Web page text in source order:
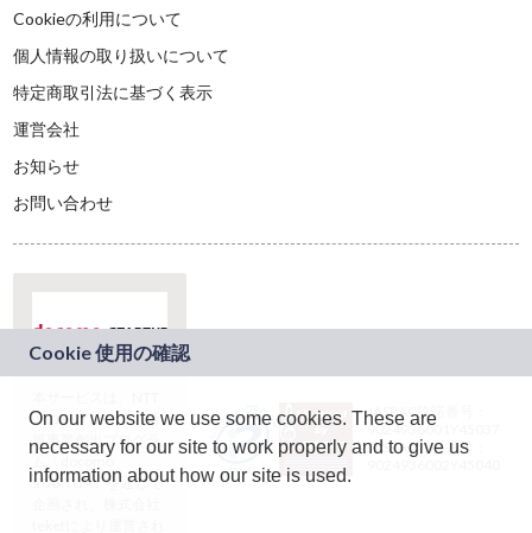
Cookieの利用について
個人情報の取り扱いについて
特定商取引法に基づく表示
運営会社
お知らせ
お問い合わせ
ドコモグループの新
規事業創出プログラ
ム「docomo
STARTUP」を通じて
JASRAC許諾番号：
9024936001Y45037
JASRAC許諾番号：
On our website we use some cookies. These are
necessary for our site to work properly and to give us
information about how our site is used.